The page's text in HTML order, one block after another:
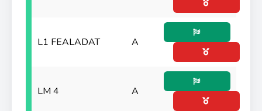
L1 FEALADAT A
LM 4 A